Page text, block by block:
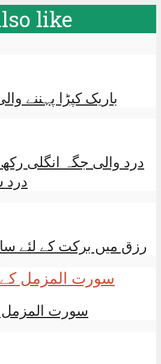
like
باریک کپڑا پہننے
درد والی جگہ انگلی
درد
رزق میں برکت کے لئے
سورت المزمل